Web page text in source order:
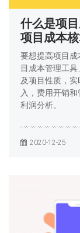
什么是项
项目成本
要想提高项目
目成本管理工
及项目性质，
入，费用开销
利润分析。
2020-12-25